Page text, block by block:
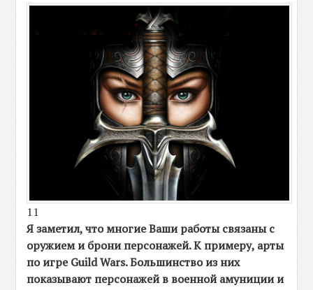
11
Я заметил, что многие Ваши работы связаны с
оружием и брони персонажей. К примеру, арты
по игреGuild Wars. Большинство из них
показывают персонажей в военной амуниции и